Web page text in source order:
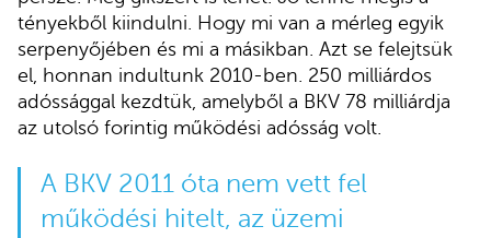
tényekből kiindulni. Hogy mi van a mérleg egyik
serpenyőjében és mi a másikban. Azt se felejtsük
el, honnan indultunk 2010-ben. 250 milliárdos
adóssággal kezdtük, amelyből a BKV 78 milliárdja
az utolsó forintig működési adósság volt.
A BKV 2011 óta nem vett fel
működési hitelt, az üzemi